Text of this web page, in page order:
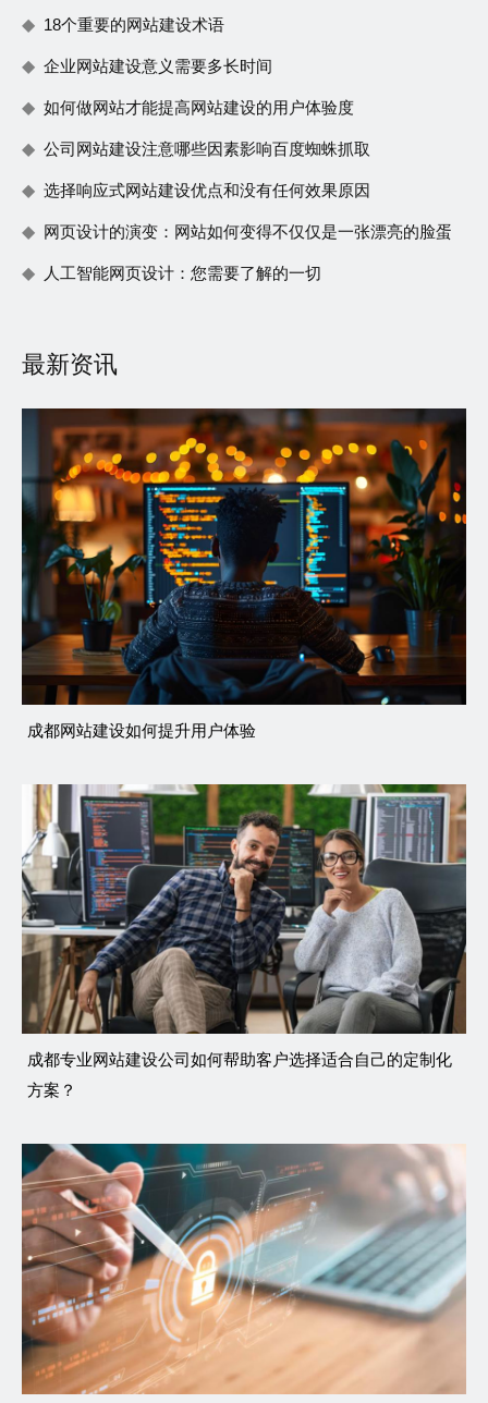
18个重要的网站建设术语
企业网站建设意义需要多长时间
如何做网站才能提高网站建设的用户体验度
公司网站建设注意哪些因素影响百度蜘蛛抓取
选择响应式网站建设优点和没有任何效果原因
网页设计的演变：网站如何变得不仅仅是一张漂亮的脸蛋
人工智能网页设计：您需要了解的一切
最新资讯
成都网站建设如何提升用户体验
成都专业网站建设公司如何帮助客户选择适合自己的定制化
方案？